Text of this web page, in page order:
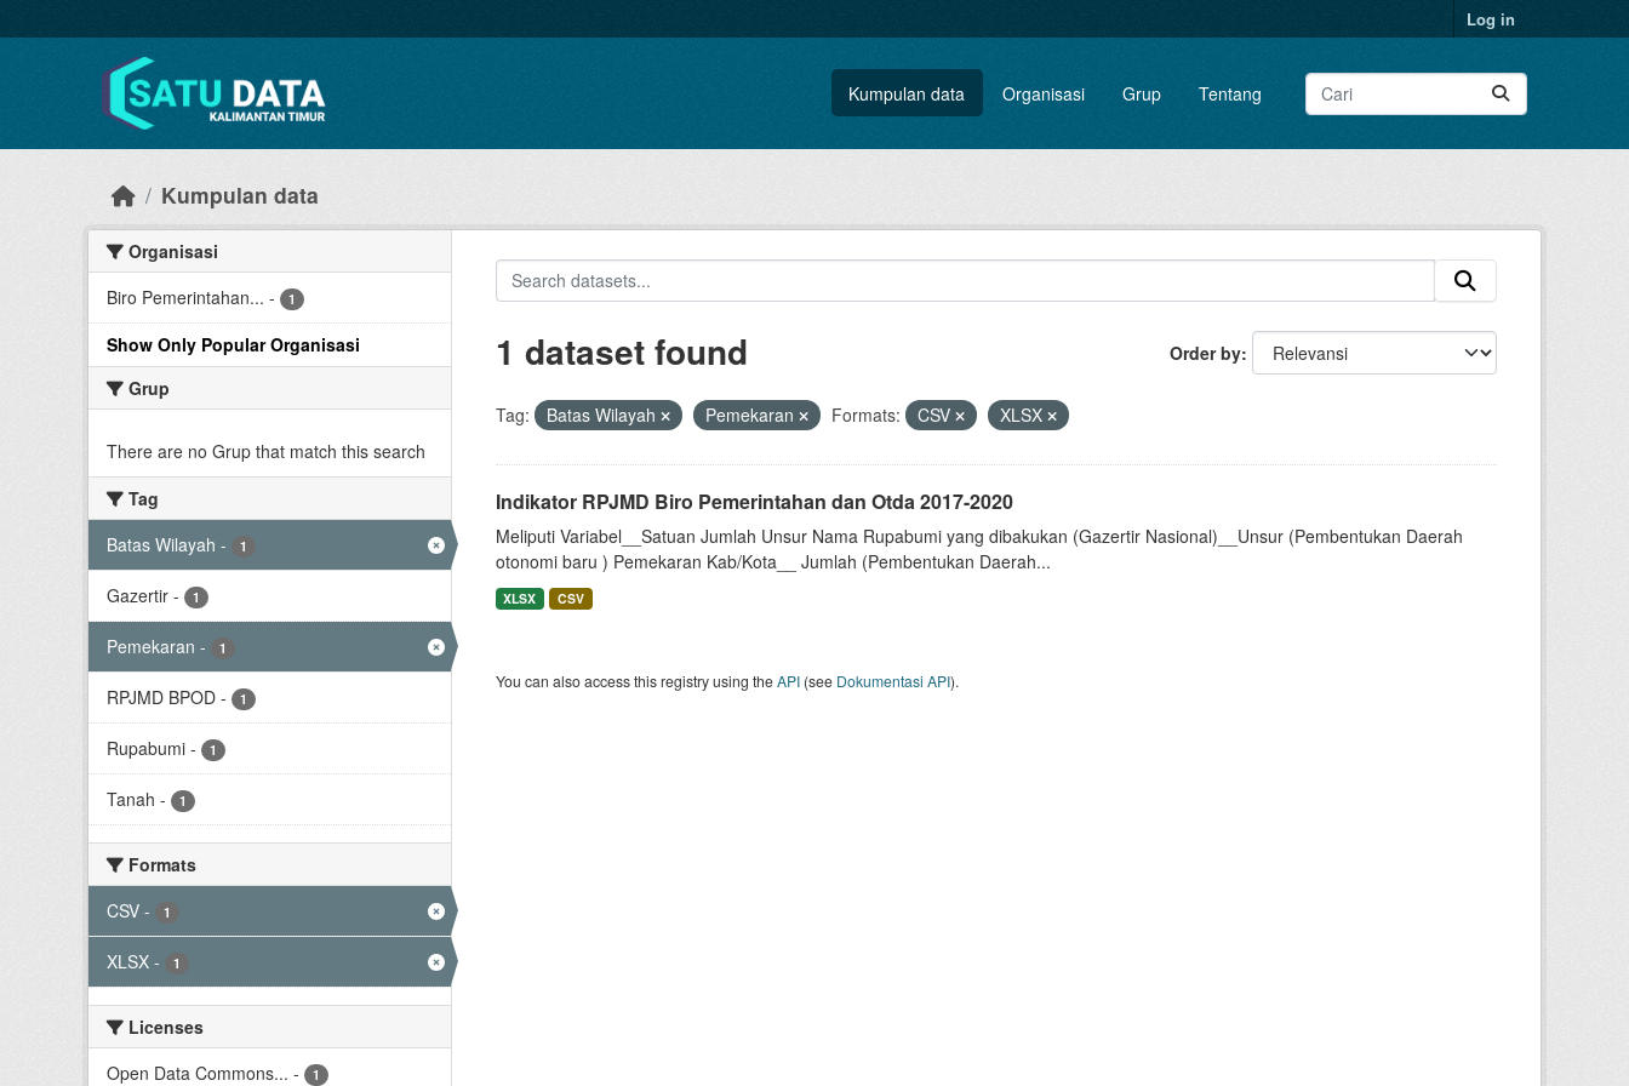
Log in
Kumpulan data Organisasi Grup Tentang
Kumpulan data
Organisasi
Biro Pemerintahan... - 1
Show Only Popular Organisasi
Grup
There are no Grup that match this search
Tag
Batas Wilayah - 1
Gazertir - 1
Pemekaran - 1
RPJMD BPOD - 1
Rupabumi - 1
Tanah - 1
Formats
CSV - 1
XLSX - 1
Licenses
Open Data Commons... - 1
Order by
1 dataset found
Tag: Batas Wilayah Pemekaran Formats: CSV XLSX
Indikator RPJMD Biro Pemerintahan dan Otda 2017-2020
Meliputi Variabel__Satuan Jumlah Unsur Nama Rupabumi yang dibakukan (Gazertir Nasional)__Unsur (Pembentukan Daerah
otonomi baru ) Pemekaran Kab/Kota__ Jumlah (Pembentukan Daerah...
XLSX CSV
You can also access this registry using theAPI(see Dokumentasi API).